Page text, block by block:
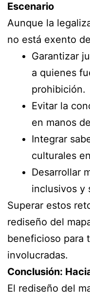
Escenario
Aunque la
no está exento
Garantizar
a quienes
prohibición.
Evitar la
en manos
Integrar
culturales
Desarrollar
inclusivos y
Superar estos
rediseño del
beneficioso para
involucradas.
Conclusión:
El rediseño del